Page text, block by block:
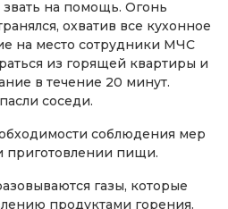
на помощь. Огонь
охватив все кухонное
на место сотрудники МЧС
из горящей квартиры и
в течение 20 минут.
соседи.
соблюдения мер
приготовлении пищи.
газы, которые
продуктами горения.